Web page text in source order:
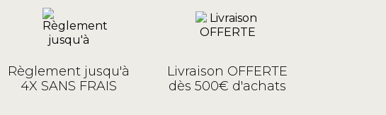
Règlement jusqu'à
4X SANS FRAIS
Livraison OFFERTE
dès 500€ d'achats